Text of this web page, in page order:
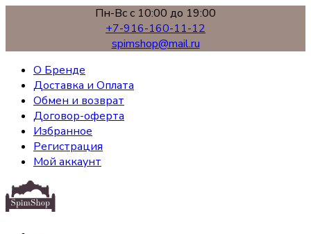
Пн-Вс с 10:00 до 19:00
+7-916-160-11-12
spimshop@mail.ru
О Бренде
Доставка и Оплата
Обмен и возврат
Договор-оферта
Избранное
Регистрация
Мой аккаунт